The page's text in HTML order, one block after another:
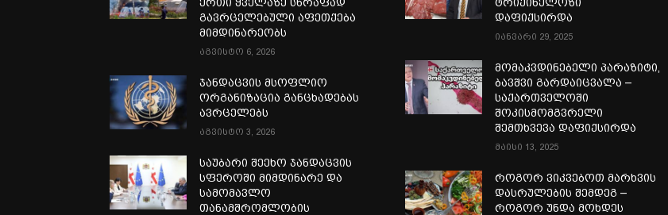
გავრცელებული აფეთქება
მიმდინარეობს
აგვისტო 6, 2026
ჯანდაცვის მსოფლიო
ორგანიზაცია განცხადებას
ავრცელებს
აგვისტო 3, 2026
საუბარი შეეხო ჯანდაცვის
სფეროში მიმდინარე და
სამომავლო
თანამშრომლობის
დაფიქსირდა
იანვარი 29, 2025
მომაკვდინებელი პარაზიტი,
ბავშვი გარდაიცვალა –
საქართველოში
შოკისმომგვრელი
შემთხვევა დაფიქსირდა
მაისი 13, 2025
როგორ ვიკვებოთ მარხვის
დასრულების შემდეგ –
როგორ უნდა მოხდეს